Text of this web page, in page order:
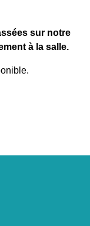
sur notre
à la salle.